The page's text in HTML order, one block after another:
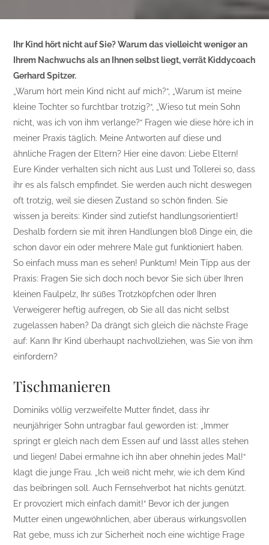
Ihr Kind hört nicht auf Sie? Warum das vielleicht weniger an
Ihrem Nachwuchs als an Ihnen selbst liegt, verrät Kiddycoach
Gerhard Spitzer.
„Warum hört mein Kind nicht auf mich?“, „Warum ist meine
kleine Tochter so furchtbar trotzig?“, „Wieso tut mein Sohn
nicht, was ich von ihm verlange?“ Fragen wie diese höre ich in
meiner Praxis täglich. Meine Antworten auf diese und
ähnliche Fragen der Eltern? Hier eine davon: Liebe Eltern!
Eure Kinder verhalten sich nicht aus Lust und Tollerei so, dass
ihr es als falsch empfindet. Sie werden auch nicht deswegen
oft trotzig, weil sie diesen Zustand so schön finden. Sie
wissen ja bereits: Kinder sind zutiefst handlungsorientiert!
Deshalb fordern sie mit ihren Handlungen bloß Dinge ein, die
schon davor ein oder mehrere Male gut funktioniert haben.
So einfach muss man es sehen! Punktum! Mein Tipp aus der
Praxis: Fragen Sie sich doch noch bevor Sie sich über Ihren
kleinen Faulpelz, Ihr süßes Trotzköpfchen oder Ihren
Verweigerer heftig aufregen, ob Sie all das nicht selbst
zugelassen haben? Da drängt sich gleich die nächste Frage
auf: Kann Ihr Kind überhaupt nachvollziehen, was Sie von ihm
einfordern?
Tischmanieren
Dominiks völlig verzweifelte Mutter findet, dass ihr
neunjähriger Sohn untragbar faul geworden ist: „Immer
springt er gleich nach dem Essen auf und lässt alles stehen
und liegen! Dabei ermahne ich ihn aber ohnehin jedes Mal!“
klagt die junge Frau. „Ich weiß nicht mehr, wie ich dem Kind
das beibringen soll. Auch Fernsehverbot hat nichts genützt.
Er provoziert mich einfach damit!“ Bevor ich der jungen
Mutter einen ungewöhnlichen, aber überaus wirkungsvollen
Rat gebe, muss ich zur Sicherheit noch eine wichtige Frage